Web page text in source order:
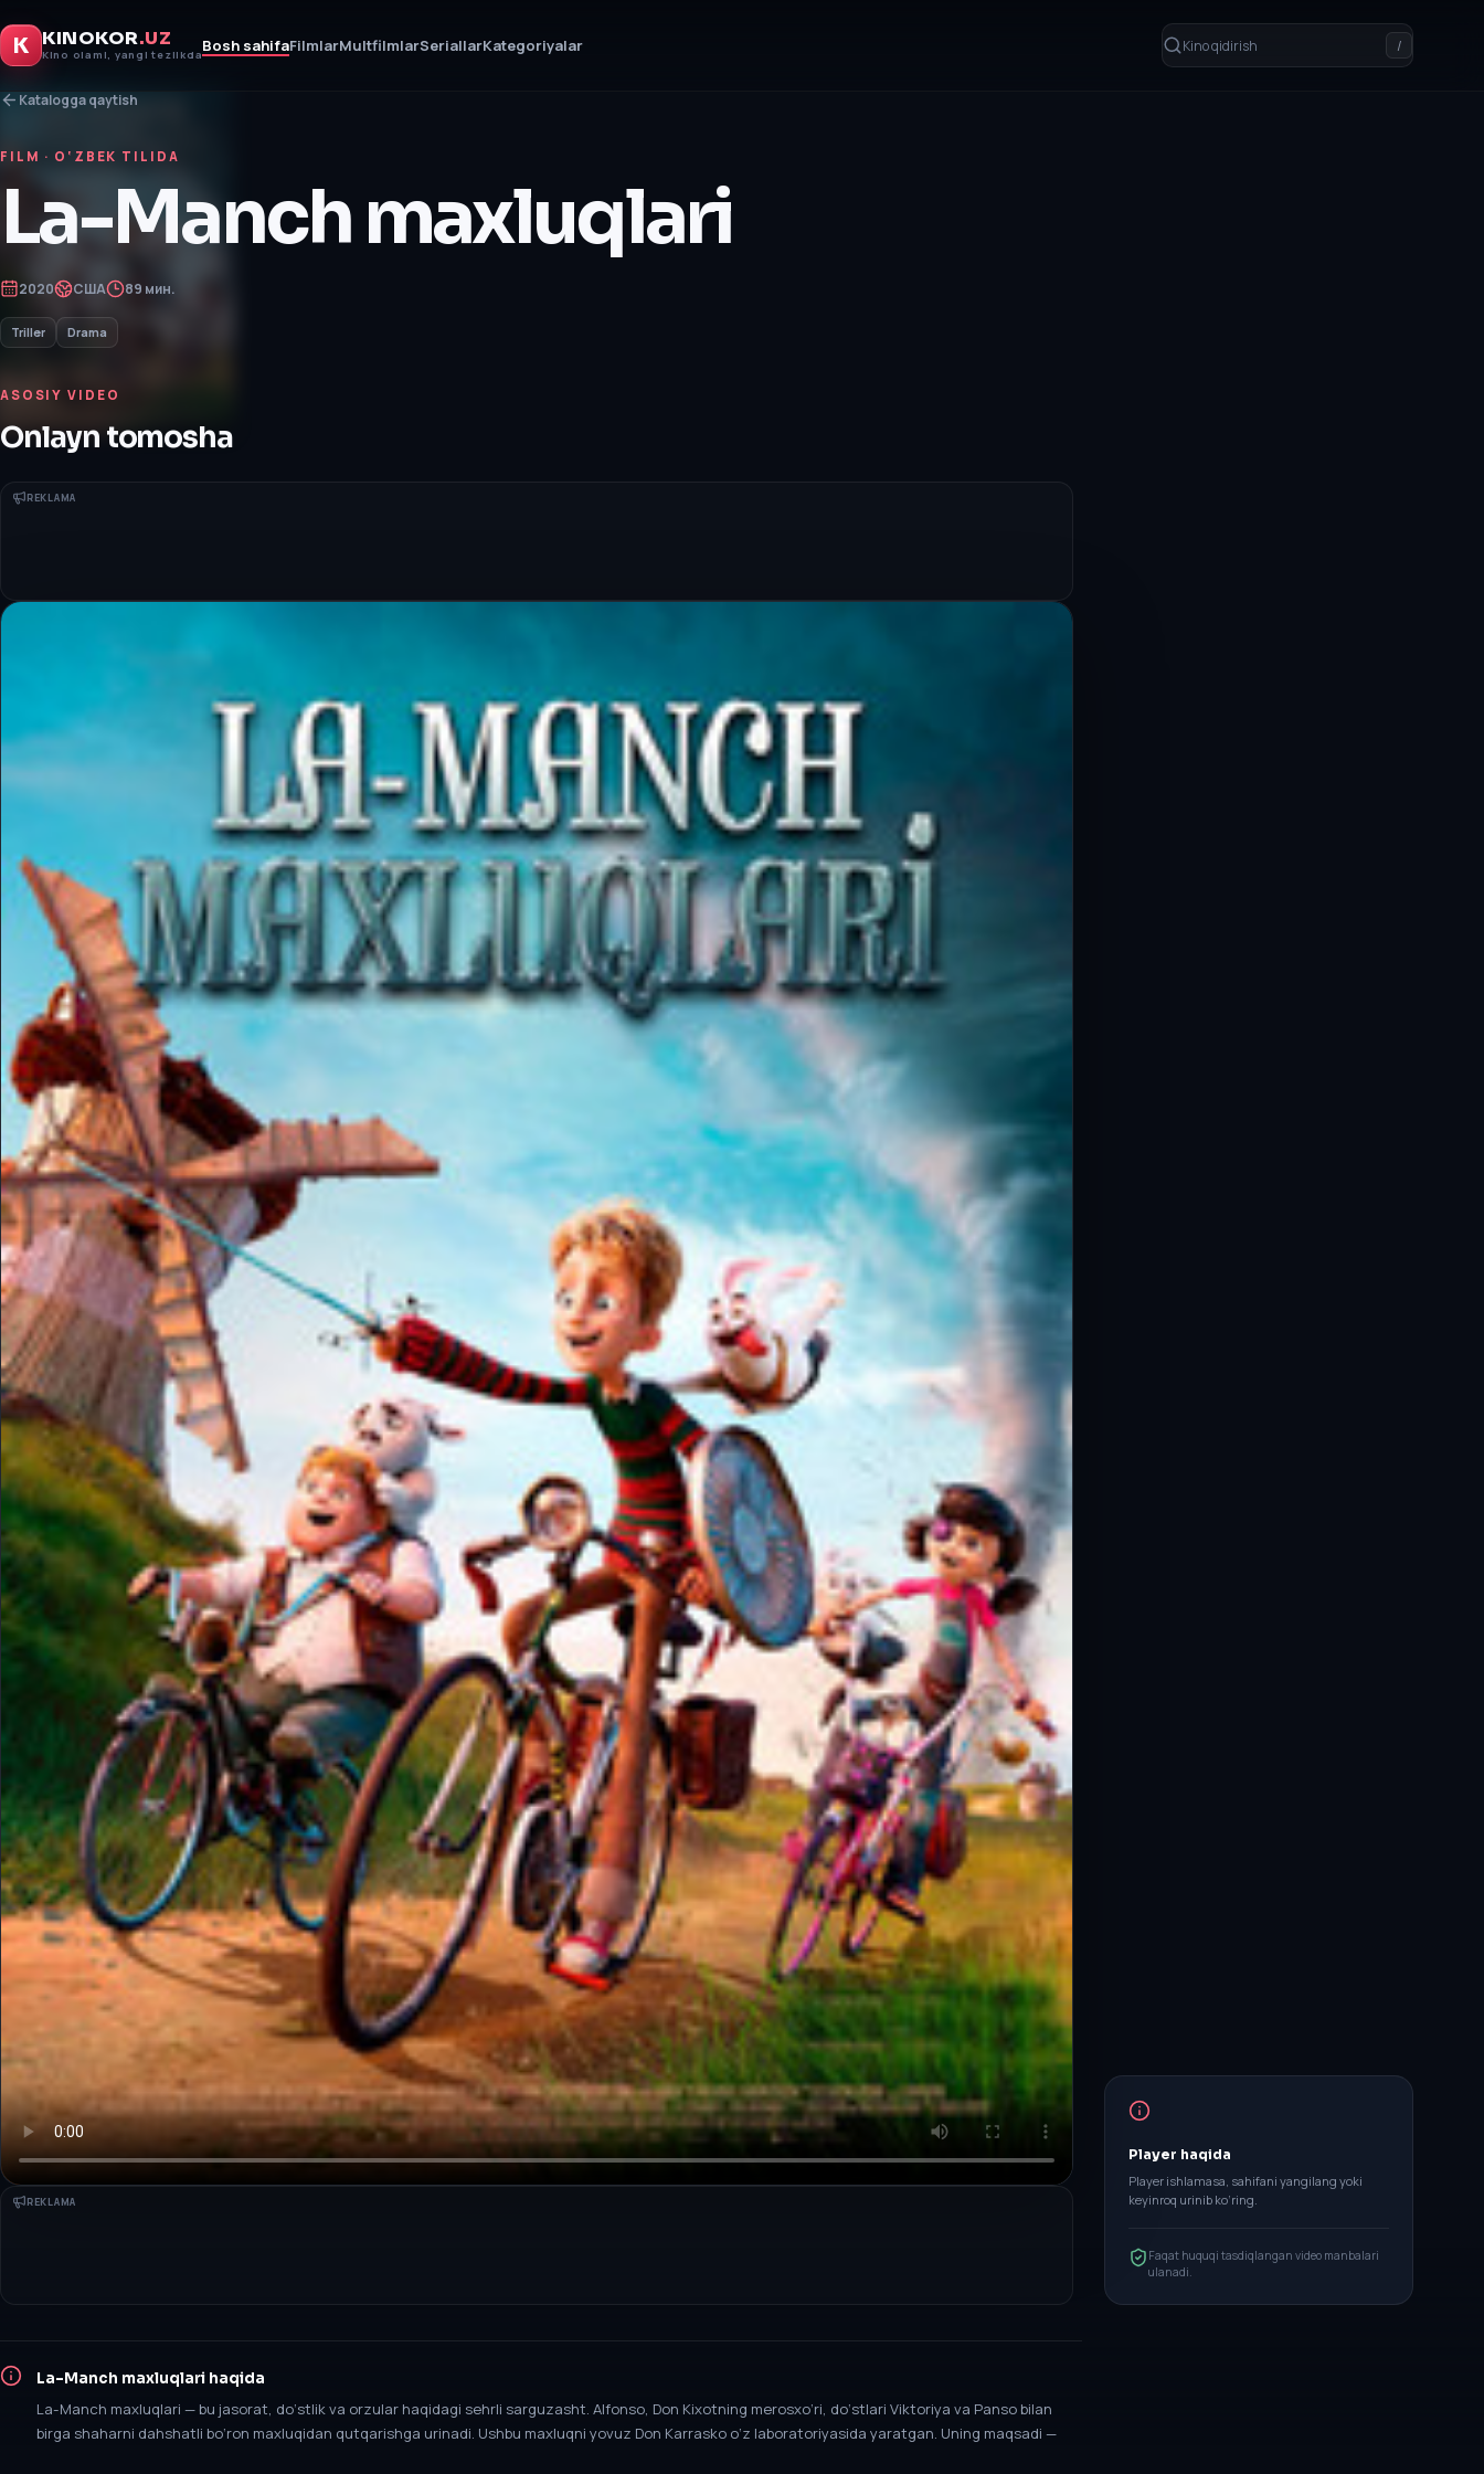
K KINOKOR.UZ
Kino olami, yangi tezlikdaBosh sahifaFilmlarMultfilmlarSeriallarKategoriyalar Kino qidirish /
Katalogga qaytish
FILM · O‘ZBEK TILIDA
La-Manch maxluqlari
2020 США 89 мин.
Triller Drama
ASOSIY VIDEO
Onlayn tomosha
REKLAMA
REKLAMA
Player haqida
Player ishlamasa, sahifani yangilang yoki
keyinroq urinib ko‘ring.
Faqat huquqi tasdiqlangan video manbalari
ulanadi.
La-Manch maxluqlari haqida
La-Manch maxluqlari — bu jasorat, do‘stlik va orzular haqidagi sehrli sarguzasht. Alfonso, Don Kixotning merosxo‘ri, do‘stlari Viktoriya va Panso bilan
birga shaharni dahshatli bo‘ron maxluqidan qutqarishga urinadi. Ushbu maxluqni yovuz Don Karrasko o‘z laboratoriyasida yaratgan. Uning maqsadi —